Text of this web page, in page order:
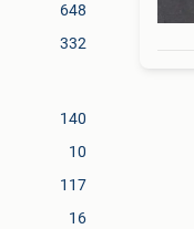
648
332
140
10
117
16